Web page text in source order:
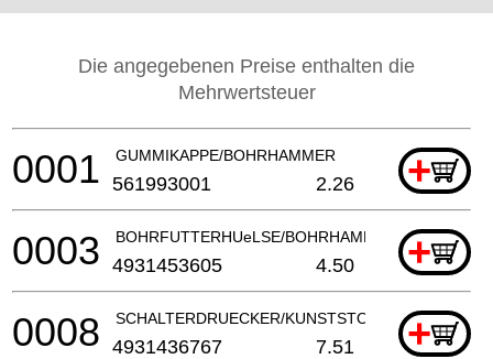
Die angegebenen Preise enthalten die
Mehrwertsteuer
GUMMIKAPPE/BOHRHAMMER +
0001 561993001 2.26
BOHRFUTTERHUeLSE/BOHRHAMMER/ +
0003 4931453605 4.50
SCHALTERDRUECKER/KUNSTSTOFF/ +
0008 4931436767 7.51